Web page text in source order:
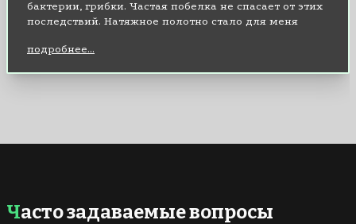
бактерии, грибки. Частая побелка не спасает от этих
последствий. Натяжное полотно стало для меня
нелицеприятные места на потолке, так еще и
подробнее...
Часто задаваемые вопросы